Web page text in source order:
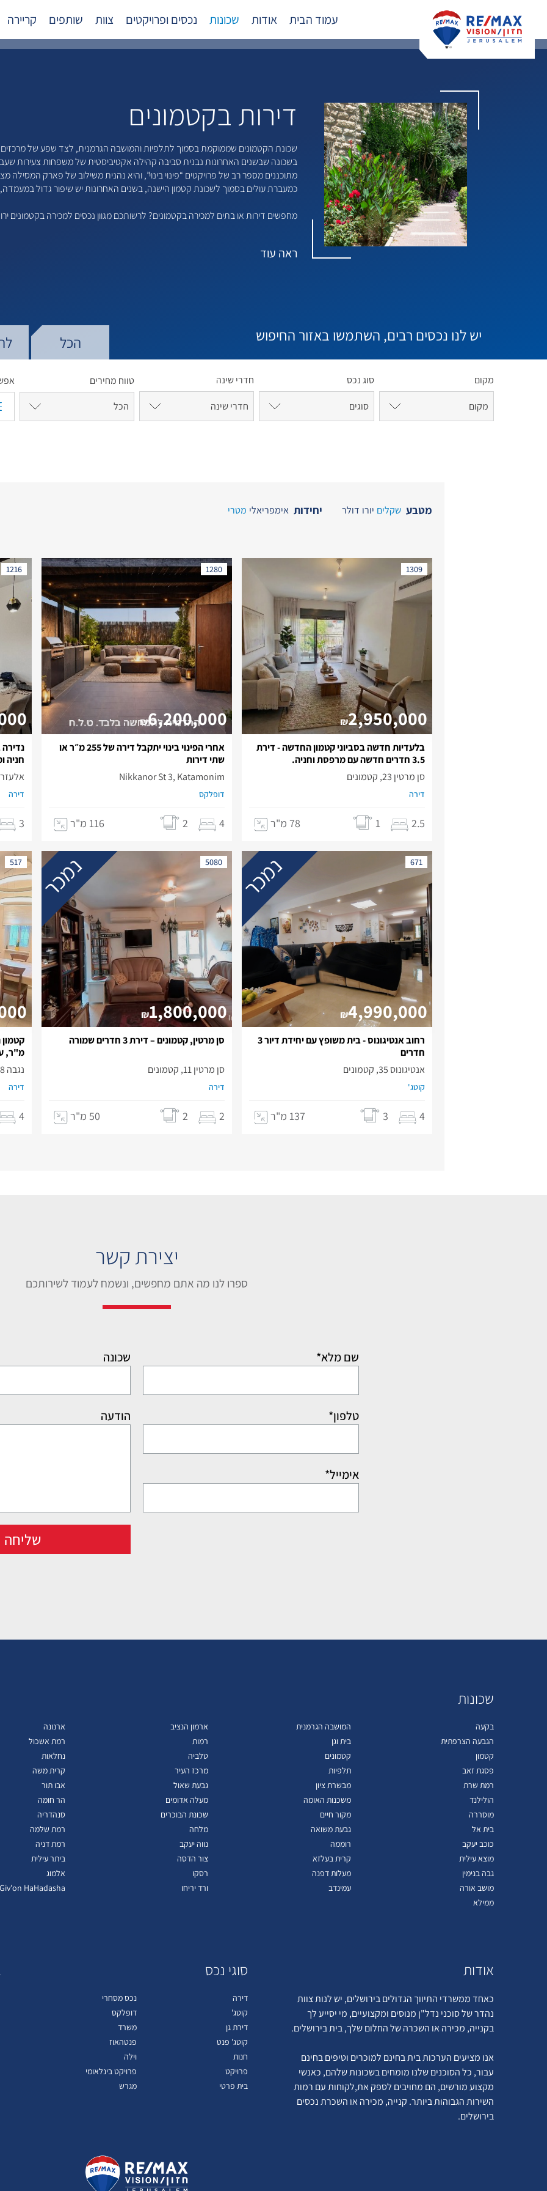
עמוד הבית אודות שכונות נכסים ופרויקטים צוות שותפים קריירה
דירות בקטמונים
שכונת הקטמונים שממוקמת בסמוך לתלפיות והמושבה הגרמנית, לצד שפע של
בשכונה שבשנים האחרונות נבנית סביבה קהילה אקטיביסטית של משפחות צעירות
מתוכננים מספר רב של פרויקטים “פינוי בינוי”, והיא נהנית משילוב של פארק
כמעברת עולים בסמוך לשכונת קטמון הישנה, בשנים האחרונות יש שיפור גדול
מחפשים דירות או בתים למכירה בקטמונים? לרשותכם מגוון נכסים למכירה בקטמונים
ראה עוד
הכל יש לנו נכסים רבים, השתמשו באזור החיפוש
מקום
מקום
סוג נכס
סוגים
חדרי שינה
חדרי שינה
טווח מחירים
מטבע שקלים יורו דולר יחידות אימפריאלי מטרי
1309
₪2,950,000
בלעדיות חדשה בסביוני קטמון החדשה - דירת
3.5 חדרים חדשה עם מרפסת וחניה.
סן מרטין 23, קטמונים
דירה
2.5
1 78 מ"ר
1280
₪6,200,000
אחרי הפינוי בינוי יתקבל דירה של 255 מ״ר או
שתי דירות
Nikkanor St 3, Katamonim
דופלקס
4
2 116 מ"ר
1216
חניה
אלעזר בן
דירה
3
671
₪4,990,000
נמכר
רחוב אנטיגונוס - בית משופץ עם יחידת דיור 3
חדרים
אנטיגונוס 35, קטמונים
קוטג'
4
3 137 מ"ר
5080
₪1,800,000
נמכר
סן מרטין, קטמונים – דירת 3 חדרים שמורה
סן מרטין 11, קטמונים
דירה
2
2 50 מ"ר
517
מ"ר,
נגבה 8, קטמון הישנה
דירה
4
יצירת קשר
ספרו לנו מה אתם מחפשים, ונשמח לעמוד לשירותכם
שם מלא*
טלפון*
אימייל*
שכונה
הודעה
שליחה
שכונות
בקעה המושבה הגרמנית ארמון הנציב ארנונה
הגבעה הצרפתית
בית וגן רמות רמת אשכול
קטמון
קטמונים טלביה נחלאות
פסגת זאב
תלפיות מרכז העיר קרית משה
רמת שרת
מבשרת ציון גבעת שאול אבו תור
הולילנד
משכנות האומה מעלה אדומים הר חומה
מוסררה
מקור חיים שכונת הבוכרים סנהדריה
בית אל
גבעת משואה מלחה רמת שלמה
כוכב יעקב
רוממה נווה יעקב רמת דניה
מוצא עילית
קרית בעלזא צור הדסה ביתר עילית
גבה בנימין
מעלות דפנה רסקו אלמוג
מושב אורה
עמינדב ורד יריחו Giv'on HaHadasha
ממילא
אודות
כאחד ממשרדי התיווך הגדולים בירושלים, יש לנות צוות
נהדר של סוכני נדל"ן מנוסים ומקצועיים, מי יסייע לך
בקנייה, מכירה או השכרה של החלום שלך, בית בירושלים.
אנו מציעים הערכות בית בחינם למוכרים וטיפים בחינם
עבור, כל הסוכנים שלנו מומחים בשכונות שלהם, כאנשי
מקצוע מורשים, הם מחויבים לספק את,לקוחות עם רמות
השירות הגבוהות ביותר. קנייה, מכירה או השכרת נכסים
בירושלים.
סוגי נכס
דירה
נכס מסחרי
קוטג'
דופלקס
דירת גן
משרד
קוטג' פנט
פנטהאוז
חנות
וילה
פרויקט
פרויקט בינלאומי
בית פרטי
מגרש